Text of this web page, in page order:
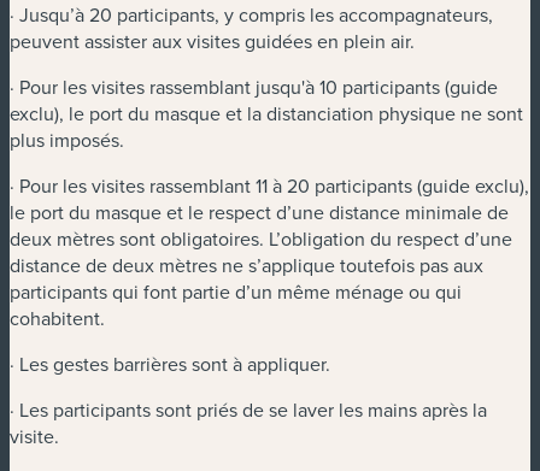
· Jusqu’à 20 participants, y compris les accompagnateurs,
peuvent assister aux visites guidées en plein air.
· Pour les visites rassemblant jusqu'à 10 participants (guide
exclu), le port du masque et la distanciation physique ne sont
plus imposés.
· Pour les visites rassemblant 11 à 20 participants (guide exclu),
le port du masque et le respect d’une distance minimale de
deux mètres sont obligatoires. L’obligation du respect d’une
distance de deux mètres ne s’applique toutefois pas aux
participants qui font partie d’un même ménage ou qui
cohabitent.
· Les gestes barrières sont à appliquer.
· Les participants sont priés de se laver les mains après la
visite.